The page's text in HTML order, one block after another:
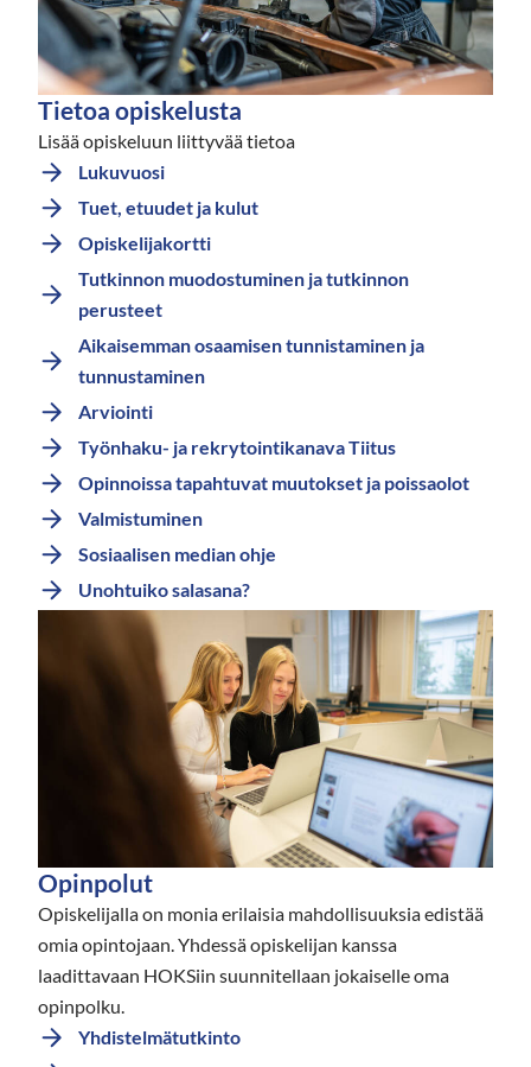
Tietoa opiskelusta
Lisää opiskeluun liittyvää tietoa
Lukuvuosi
Tuet, etuudet ja kulut
Opiskelijakortti
Tutkinnon muodostuminen ja tutkinnon
perusteet
Aikaisemman osaamisen tunnistaminen ja
tunnustaminen
Arviointi
Työnhaku- ja rekrytointikanava Tiitus
Opinnoissa tapahtuvat muutokset ja poissaolot
Valmistuminen
Sosiaalisen median ohje
Unohtuiko salasana?
Opinpolut
Opiskelijalla on monia erilaisia mahdollisuuksia edistää
omia opintojaan. Yhdessä opiskelijan kanssa
laadittavaan HOKSiin suunnitellaan jokaiselle oma
opinpolku.
Yhdistelmätutkinto